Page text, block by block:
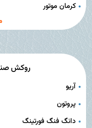
کرمان موتور
روکش
آریو
پروتون
دانگ فنگ فورتینگ